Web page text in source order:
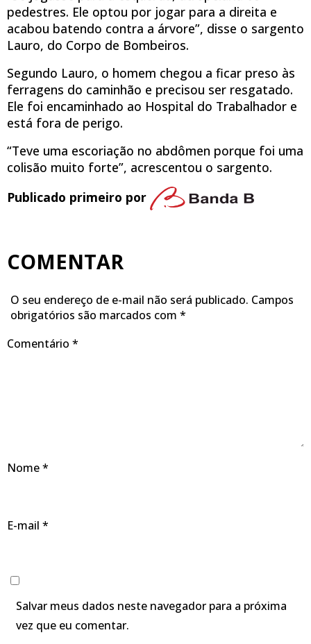
pedestres. Ele optou por jogar para a direita e
acabou batendo contra a árvore”, disse o sargento
Lauro, do Corpo de Bombeiros.
Segundo Lauro, o homem chegou a ficar preso às
ferragens do caminhão e precisou ser resgatado.
Ele foi encaminhado ao Hospital do Trabalhador e
está fora de perigo.
“Teve uma escoriação no abdômen porque foi uma
colisão muito forte”, acrescentou o sargento.
Publicado primeiro por
COMENTAR
O seu endereço de e-mail não será publicado. Campos
obrigatórios são marcados com *
Comentário *
Nome*
E-mail *
Salvar meus dados neste navegador para a próxima
vez que eu comentar.